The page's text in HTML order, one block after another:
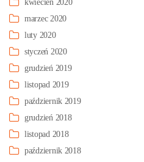
kwiecień 2020
marzec 2020
luty 2020
styczeń 2020
grudzień 2019
listopad 2019
październik 2019
grudzień 2018
listopad 2018
październik 2018